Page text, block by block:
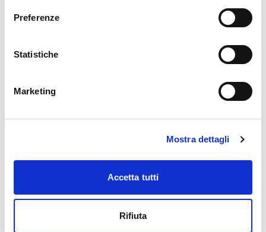
Preferenze
Statistiche
Marketing
Mostra dettagli
Accetta tutti
Rifiuta
Albosaggia
Prossimamente ad Albosaggia
gio, 06/08/2026